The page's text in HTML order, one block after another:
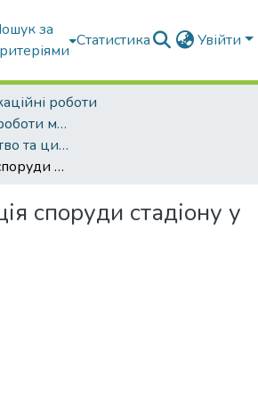
за
Статистика Увійти
роботи
Кваліфікаційні роботи магістрів
ОПП "Будівництво та цивільна інженерія"
Реконструкція споруди стадіону у м. Ужгороді
споруди стадіону у